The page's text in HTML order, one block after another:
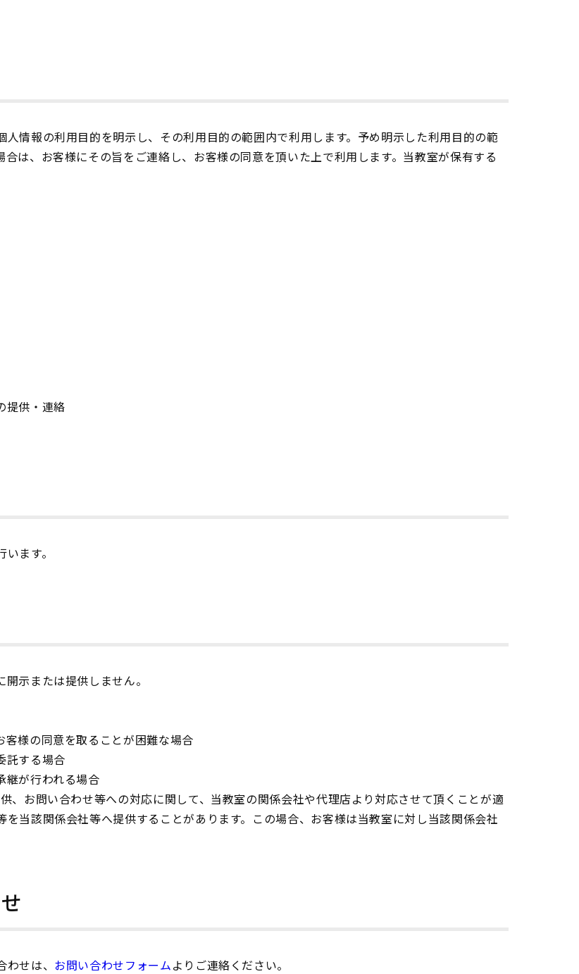
情報の利用目的を明示し、その利用目的の範囲内で利用します。予め明示した利用目的の範
は、お客様にその旨をご連絡し、お客様の同意を頂いた上で利用します。当教室が保有する
提供・連絡
ます。
示または提供しません。
客様の同意を取ることが困難な場合
託する場合
継が行われる場合
、お問い合わせ等への対応に関して、当教室の関係会社や代理店より対応させて頂くことが適
当該関係会社等へ提供することがあります。この場合、お客様は当教室に対し当該関係会社
せは、 お問い合わせフォーム よりご連絡ください。